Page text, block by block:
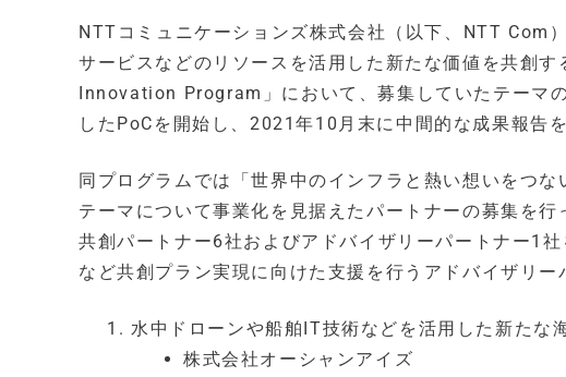
NTTコミュニケーションズ株式会社（以下、NTT Com
サービスなどのリソースを活用した新たな価値を共創
Innovation Program」において、募集していたテーマ
したPoCを開始し、2021年10月末に中間的な成果報告
同プログラムでは「世界中のインフラと熱い想いをつ
テーマについて事業化を見据えたパートナーの募集を
共創パートナー6社およびアドバイザリーパートナー1
など共創プラン実現に向けた支援を行うアドバイザリー
水中ドローンや船舶IT技術などを活用した新たな
株式会社オーシャンアイズ